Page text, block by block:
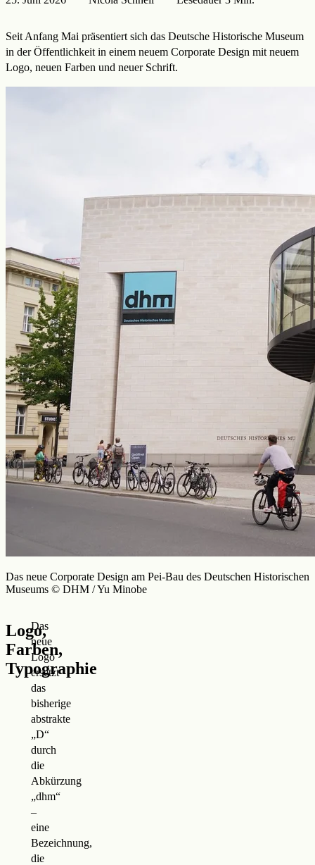
Seit Anfang Mai präsentiert sich das Deutsche Historische Museum
in der Öffentlichkeit in einem neuem Corporate Design mit neuem
Logo, neuen Farben und neuer Schrift.
Das neue Corporate Design am Pei-Bau des Deutschen Historischen
Museums © DHM / Yu Minobe
Logo,
Farben,
Typographie
Das
neue
Logo
ersetzt
das
bisherige
abstrakte
„D“
durch
die
Abkürzung
„dhm“
–
eine
Bezeichnung,
die